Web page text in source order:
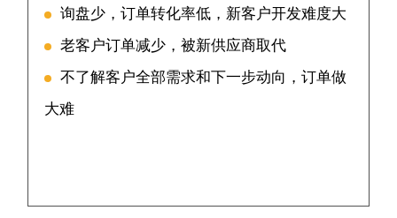
询盘少，订单转化率低，新客户开发难度大
老客户订单减少，被新供应商取代
不了解客户全部需求和下一步动向，订单做
大难